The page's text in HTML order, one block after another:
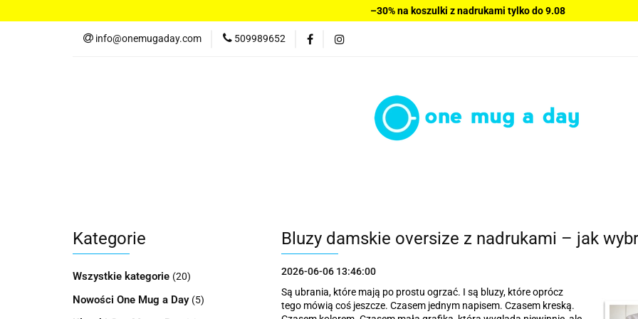
–30% na koszulki z nadrukami tylko do 9.08
info@onemugaday.com 509989652
Koszulki damskie Bluzy damskie Wyprzedaż Swetry Sukienki
Kategorie
Wszystkie kategorie (20)
Nowości One Mug a Day (5)
Bluzy damskie oversize z nadrukami – jak
2026-06-06 13:46:00
Są ubrania, które mają po prostu ogrzać. I są bluzy, które oprócz
tego mówią coś jeszcze. Czasem jednym napisem. Czasem kreską.